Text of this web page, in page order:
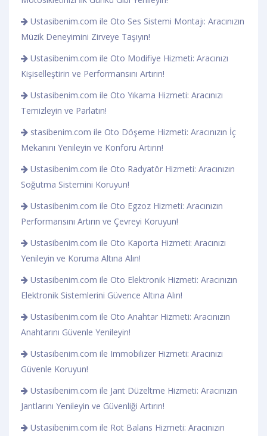
Ustasibenim.com ile Oto Ses Sistemi Montajı: Aracınızın
Müzik Deneyimini Zirveye Taşıyın!
Ustasibenim.com ile Oto Modifiye Hizmeti: Aracınızı
Kişiselleştirin ve Performansını Artırın!
Ustasibenim.com ile Oto Yıkama Hizmeti: Aracınızı
Temizleyin ve Parlatın!
stasibenim.com ile Oto Döşeme Hizmeti: Aracınızın İç
Mekanını Yenileyin ve Konforu Artırın!
Ustasibenim.com ile Oto Radyatör Hizmeti: Aracınızın
Soğutma Sistemini Koruyun!
Ustasibenim.com ile Oto Egzoz Hizmeti: Aracınızın
Performansını Artırın ve Çevreyi Koruyun!
Ustasibenim.com ile Oto Kaporta Hizmeti: Aracınızı
Yenileyin ve Koruma Altına Alın!
Ustasibenim.com ile Oto Elektronik Hizmeti: Aracınızın
Elektronik Sistemlerini Güvence Altına Alın!
Ustasibenim.com ile Oto Anahtar Hizmeti: Aracınızın
Anahtarını Güvenle Yenileyin!
Ustasibenim.com ile Immobilizer Hizmeti: Aracınızı
Güvenle Koruyun!
Ustasibenim.com ile Jant Düzeltme Hizmeti: Aracınızın
Jantlarını Yenileyin ve Güvenliği Artırın!
Ustasibenim.com ile Rot Balans Hizmeti: Aracınızın